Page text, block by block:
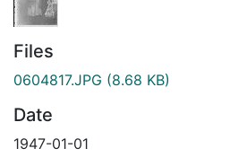
Files
0604817.JPG (8.68 KB)
Date
1947-01-01